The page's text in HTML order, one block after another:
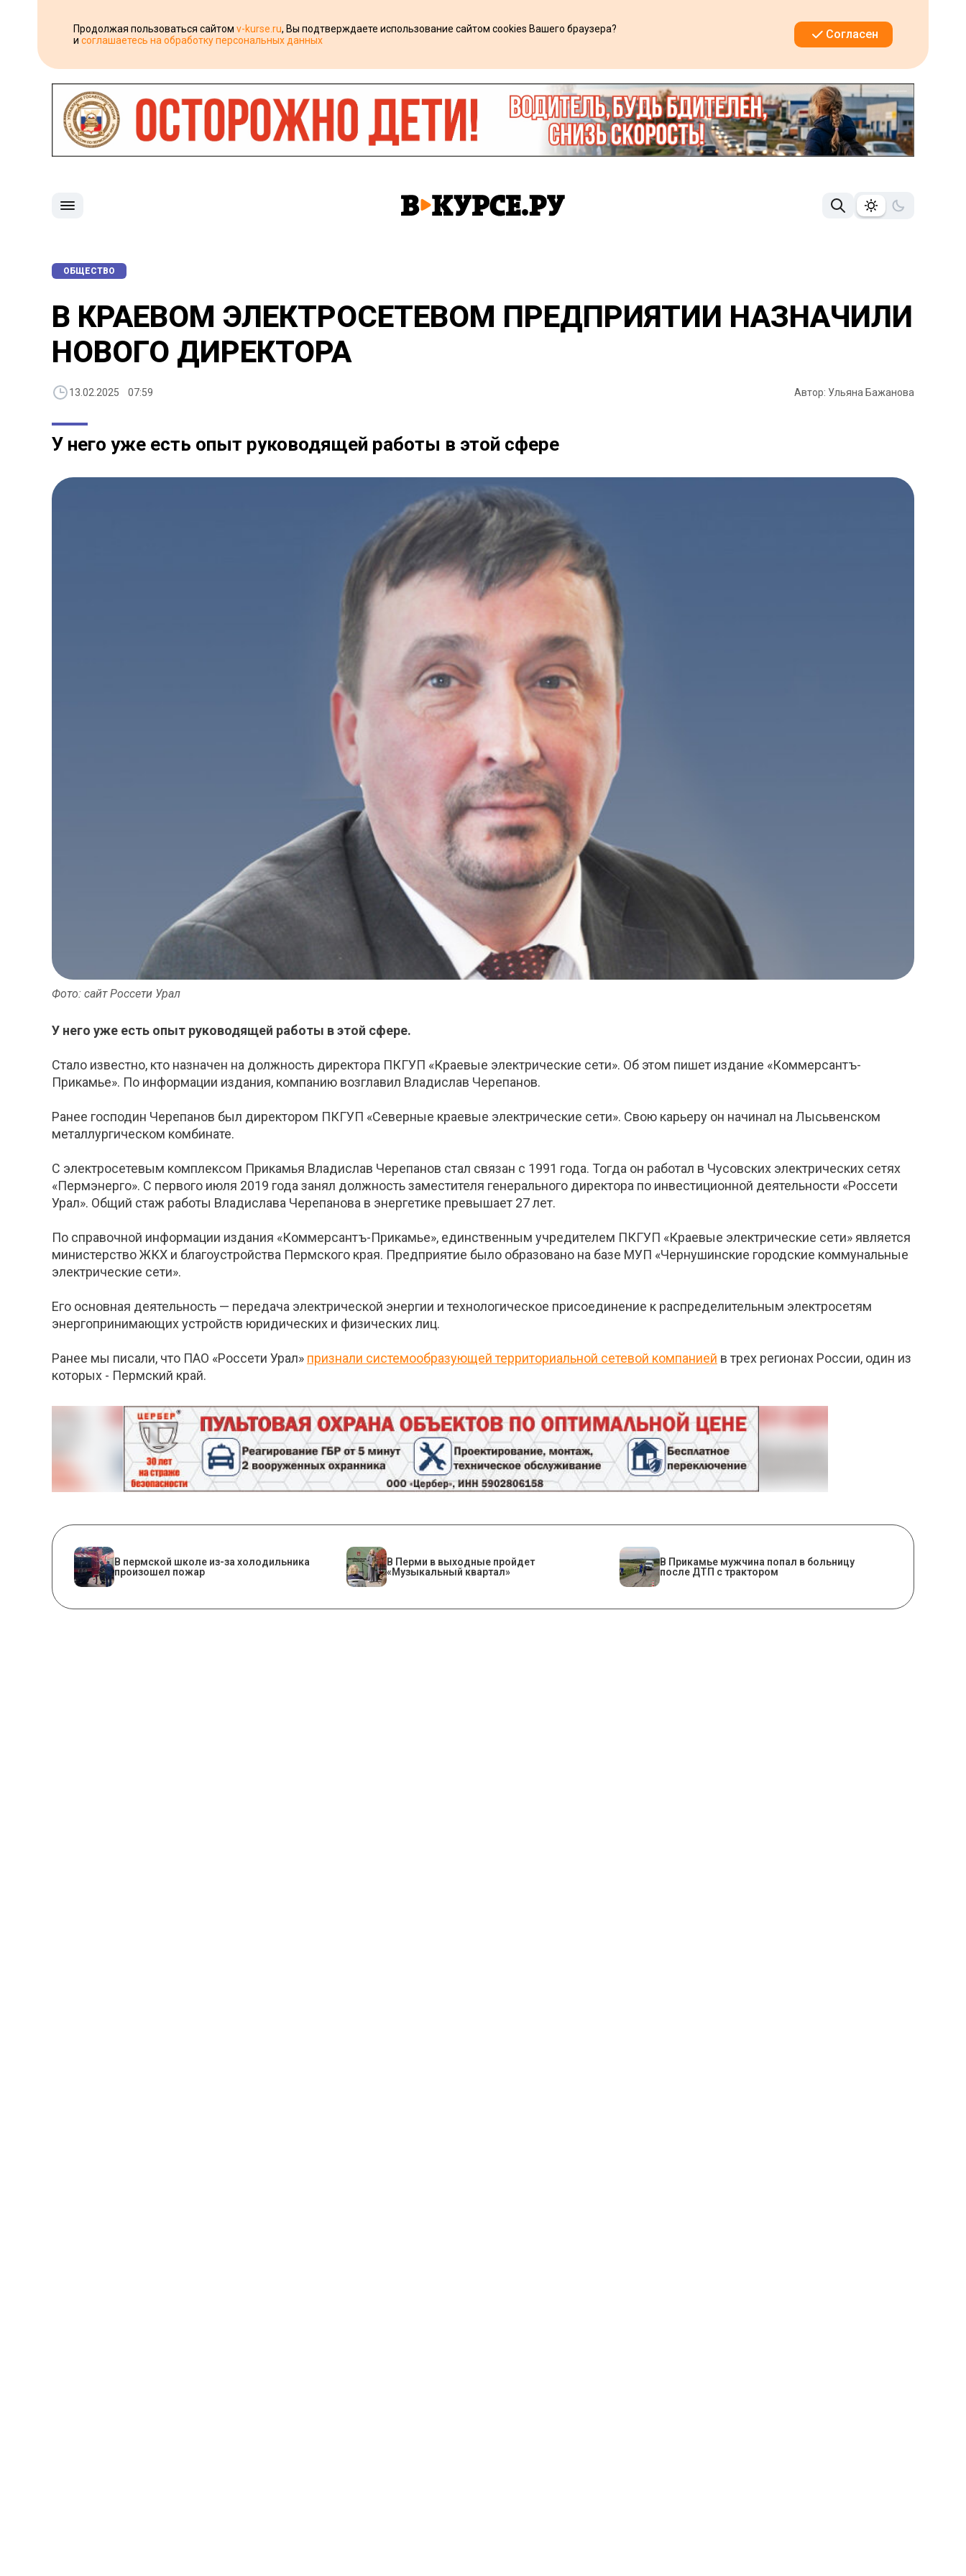
Продолжая пользоваться сайтом v-kurse.ru, Вы подтверждаете использование сайтом cookies Вашего браузера?
и соглашаетесь на обработку персональных данных Согласен
ОБЩЕСТВО
В КРАЕВОМ ЭЛЕКТРОСЕТЕВОМ ПРЕДПРИЯТИИ НАЗНАЧИЛИ
НОВОГО ДИРЕКТОРА
13.02.2025 07:59 Автор: Ульяна Бажанова
У него уже есть опыт руководящей работы в этой сфере
Фото: сайт Россети Урал
У него уже есть опыт руководящей работы в этой сфере.
Стало известно, кто назначен на должность директора ПКГУП «Краевые электрические сети». Об этом пишет издание «Коммерсантъ-
Прикамье». По информации издания, компанию возглавил Владислав Черепанов.
Ранее господин Черепанов был директором ПКГУП «Северные краевые электрические сети». Свою карьеру он начинал на Лысьвенском
металлургическом комбинате.
С электросетевым комплексом Прикамья Владислав Черепанов стал связан с 1991 года. Тогда он работал в Чусовских электрических сетях
«Пермэнерго». С первого июля 2019 года занял должность заместителя генерального директора по инвестиционной деятельности «Россети
Урал». Общий стаж работы Владислава Черепанова в энергетике превышает 27 лет.
По справочной информации издания «Коммерсантъ-Прикамье», единственным учредителем ПКГУП «Краевые электрические сети» является
министерство ЖКХ и благоустройства Пермского края. Предприятие было образовано на базе МУП «Чернушинские городские коммунальные
электрические сети».
Его основная деятельность — передача электрической энергии и технологическое присоединение к распределительным электросетям
энергопринимающих устройств юридических и физических лиц.
Ранее мы писали, что ПАО «Россети Урал» признали системообразующей территориальной сетевой компанией в трех регионах России, один из
которых - Пермский край.
​В пермской школе из-за холодильника
произошел пожар
В Перми в выходные пройдет
«Музыкальный квартал»
В Прикамье мужчина попал в больницу
после ДТП с трактором